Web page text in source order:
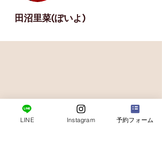
田沼里菜(ぽいよ)
LINE Instagram 予約フォーム